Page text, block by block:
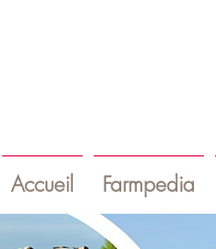
Accueil Farmpedia